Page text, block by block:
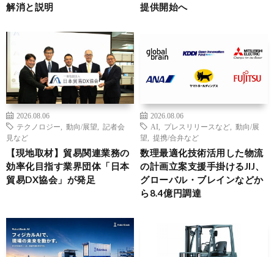
解消と説明
提供開始へ
2026.08.06
テクノロジー
動向/展望
記者会
見など
【現地取材】貿易関連業務の
効率化目指す業界団体「日本
貿易DX協会」が発足
2026.08.06
AI
プレスリリースなど
動向/展
望
提携/合弁など
数理最適化技術活用した物流
の計画立案支援手掛けるJIJ、
グローバル・ブレインなどか
ら8.4億円調達